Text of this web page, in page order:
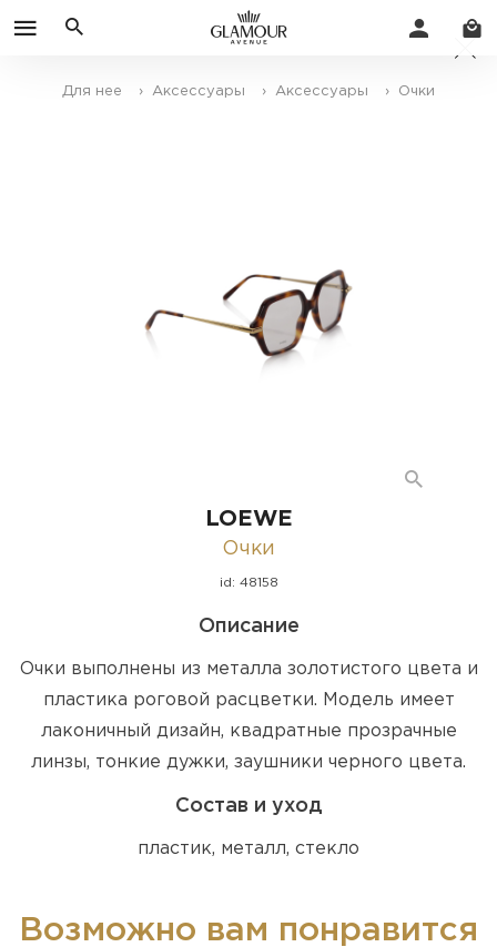
Для нее › Аксессуары › Аксессуары › Очки
LOEWE
Очки
id: 48158
Описание
Очки выполнены из металла золотистого цвета и
пластика роговой расцветки. Модель имеет
лаконичный дизайн, квадратные прозрачные
линзы, тонкие дужки, заушники черного цвета.
Состав и уход
пластик, металл, стекло
Возможно вам понравится